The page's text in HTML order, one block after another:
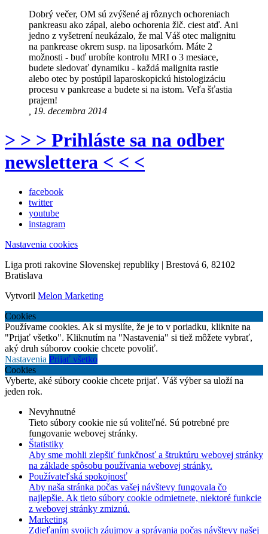
Dobrý večer, OM sú zvýšené aj rôznych ochoreniach
pankreasu ako zápal, alebo ochorenia žlč. ciest atď. Ani
jedno z vyšetrení neukázalo, že mal Váš otec malignitu
na pankrease okrem susp. na liposarkóm. Máte 2
možnosti - buď urobíte kontrolu MRI o 3 mesiace,
budete sledovať dynamiku - každá malignita rastie
alebo otec by postúpil laparoskopickú histologizáciu
procesu v pankrease a budete si na istom. Veľa šťastia
prajem!
, 19. decembra 2014
> > > Prihláste sa na odber
newslettera < < <
facebook
twitter
youtube
instagram
Nastavenia cookies
Liga proti rakovine Slovenskej republiky | Brestová 6, 82102
Bratislava
Vytvoril Melon Marketing
Cookies
Používame cookies. Ak si myslíte, že je to v poriadku, kliknite na
"Prijať všetko". Kliknutím na "Nastavenia" si tiež môžete vybrať,
aký druh súborov cookie chcete povoliť.
Nastavenia Prijať všetko
Cookies
Vyberte, aké súbory cookie chcete prijať. Váš výber sa uloží na
jeden rok.
Nevyhnutné
Tieto súbory cookie nie sú voliteľné. Sú potrebné pre
fungovanie webovej stránky.
Štatistiky
Aby sme mohli zlepšiť funkčnosť a štruktúru webovej stránky
na základe spôsobu používania webovej stránky.
Používateľská spokojnosť
Aby naša stránka počas vašej návštevy fungovala čo
najlepšie. Ak tieto súbory cookie odmietnete, niektoré funkcie
z webovej stránky zmiznú.
Marketing
Zdieľaním svojich záujmov a správania počas návštevy našej